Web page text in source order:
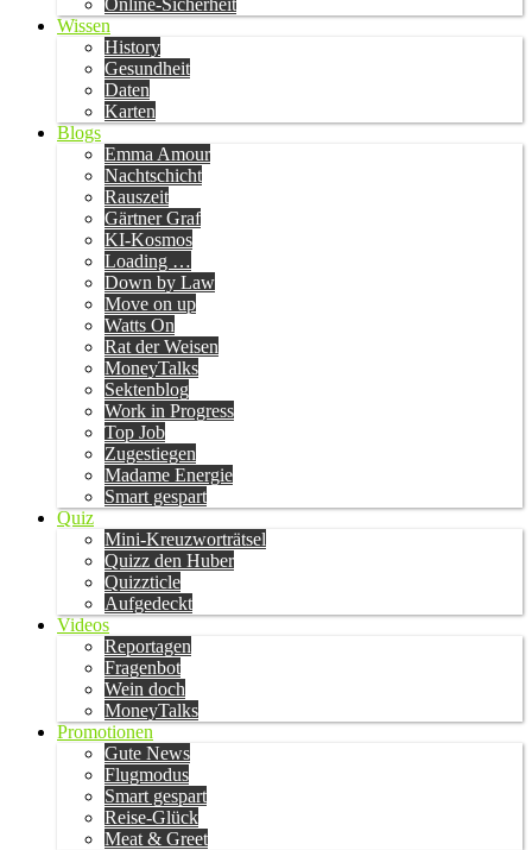
Online-Sicherheit
Wissen
History
Gesundheit
Daten
Karten
Blogs
Emma Amour
Nachtschicht
Rauszeit
Gärtner Graf
KI-Kosmos
Loading …
Down by Law
Move on up
Watts On
Rat der Weisen
MoneyTalks
Sektenblog
Work in Progress
Top Job
Zugestiegen
Madame Energie
Smart gespart
Quiz
Mini-Kreuzworträtsel
Quizz den Huber
Quizzticle
Aufgedeckt
Videos
Reportagen
Fragenbot
Wein doch
MoneyTalks
Promotionen
Gute News
Flugmodus
Smart gespart
Reise-Glück
Meat & Greet